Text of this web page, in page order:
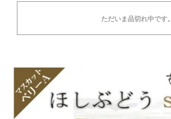
ただいま品切れ中です。